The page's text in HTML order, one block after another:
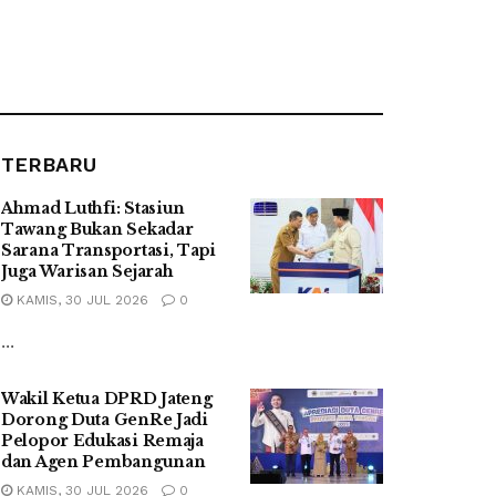
TERBARU
Ahmad Luthfi: Stasiun
Tawang Bukan Sekadar
Sarana Transportasi, Tapi
Juga Warisan Sejarah
KAMIS, 30 JUL 2026 0
...
Wakil Ketua DPRD Jateng
Dorong Duta GenRe Jadi
Pelopor Edukasi Remaja
dan Agen Pembangunan
KAMIS, 30 JUL 2026 0